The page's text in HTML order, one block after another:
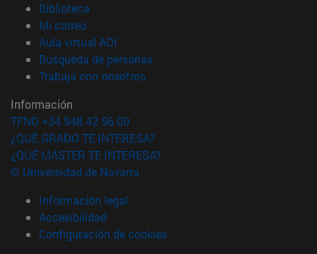
Biblioteca
Mi correo(abre en nueva ventana)
Aula virtual ADI
Búsqueda de personas(abre en nueva ventana)
Trabaja con nosotros(abre en nueva ventana)
Información
TFNO +34 948 42 56 00
¿QUÉ GRADO TE INTERESA?
¿QUÉ MÁSTER TE INTERESA?
© Universidad de Navarra
Información legal
Accesibilidad
Configuración de cookies